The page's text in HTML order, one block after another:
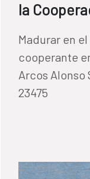
la
Madurar en
cooperante en
Arcos Alonso
23475